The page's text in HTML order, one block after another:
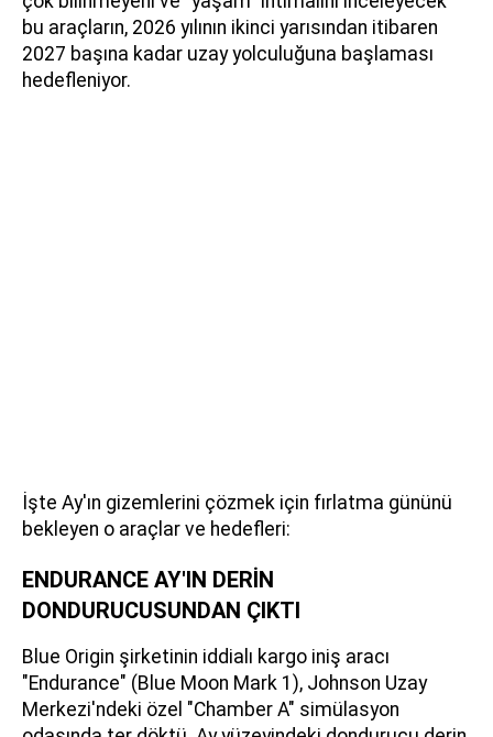
bu araçların, 2026 yılının ikinci yarısından itibaren
2027 başına kadar uzay yolculuğuna başlaması
hedefleniyor.
İşte Ay'ın gizemlerini çözmek için fırlatma gününü
bekleyen o araçlar ve hedefleri:
ENDURANCE AY'IN DERİN
DONDURUCUSUNDAN ÇIKTI
Blue Origin şirketinin iddialı kargo iniş aracı
"Endurance" (Blue Moon Mark 1), Johnson Uzay
Merkezi'ndeki özel "Chamber A" simülasyon